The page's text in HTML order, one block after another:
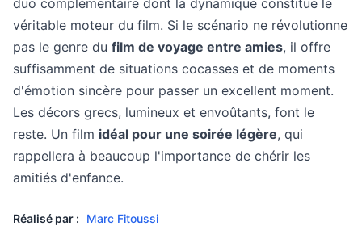
duo complémentaire dont la dynamique constitue le
véritable moteur du film. Si le scénario ne révolutionne
pas le genre du film de voyage entre amies, il offre
suffisamment de situations cocasses et de moments
d'émotion sincère pour passer un excellent moment.
Les décors grecs, lumineux et envoûtants, font le
reste. Un film idéal pour une soirée légère, qui
rappellera à beaucoup l'importance de chérir les
amitiés d'enfance.
Réalisé par : Marc Fitoussi